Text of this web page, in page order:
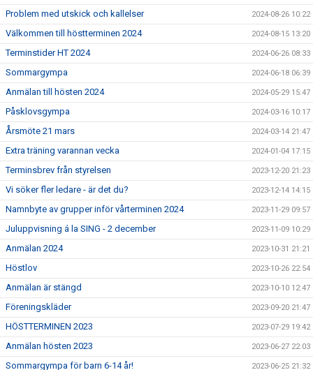
Problem med utskick och kallelser 2024-08-26 10:22
Välkommen till höstterminen 2024 2024-08-15 13:20
Terminstider HT 2024 2024-06-26 08:33
Sommargympa 2024-06-18 06:39
Anmälan till hösten 2024 2024-05-29 15:47
Påsklovsgympa 2024-03-16 10:17
Årsmöte 21 mars 2024-03-14 21:47
Extra träning varannan vecka 2024-01-04 17:15
Terminsbrev från styrelsen 2023-12-20 21:23
Vi söker fler ledare - är det du? 2023-12-14 14:15
Namnbyte av grupper inför vårterminen 2024 2023-11-29 09:57
Juluppvisning á la SING - 2 december 2023-11-09 10:29
Anmälan 2024 2023-10-31 21:21
Höstlov 2023-10-26 22:54
Anmälan är stängd 2023-10-10 12:47
Föreningskläder 2023-09-20 21:47
HÖSTTERMINEN 2023 2023-07-29 19:42
Anmälan hösten 2023 2023-06-27 22:03
Sommargympa för barn 6-14 år! 2023-06-25 21:32